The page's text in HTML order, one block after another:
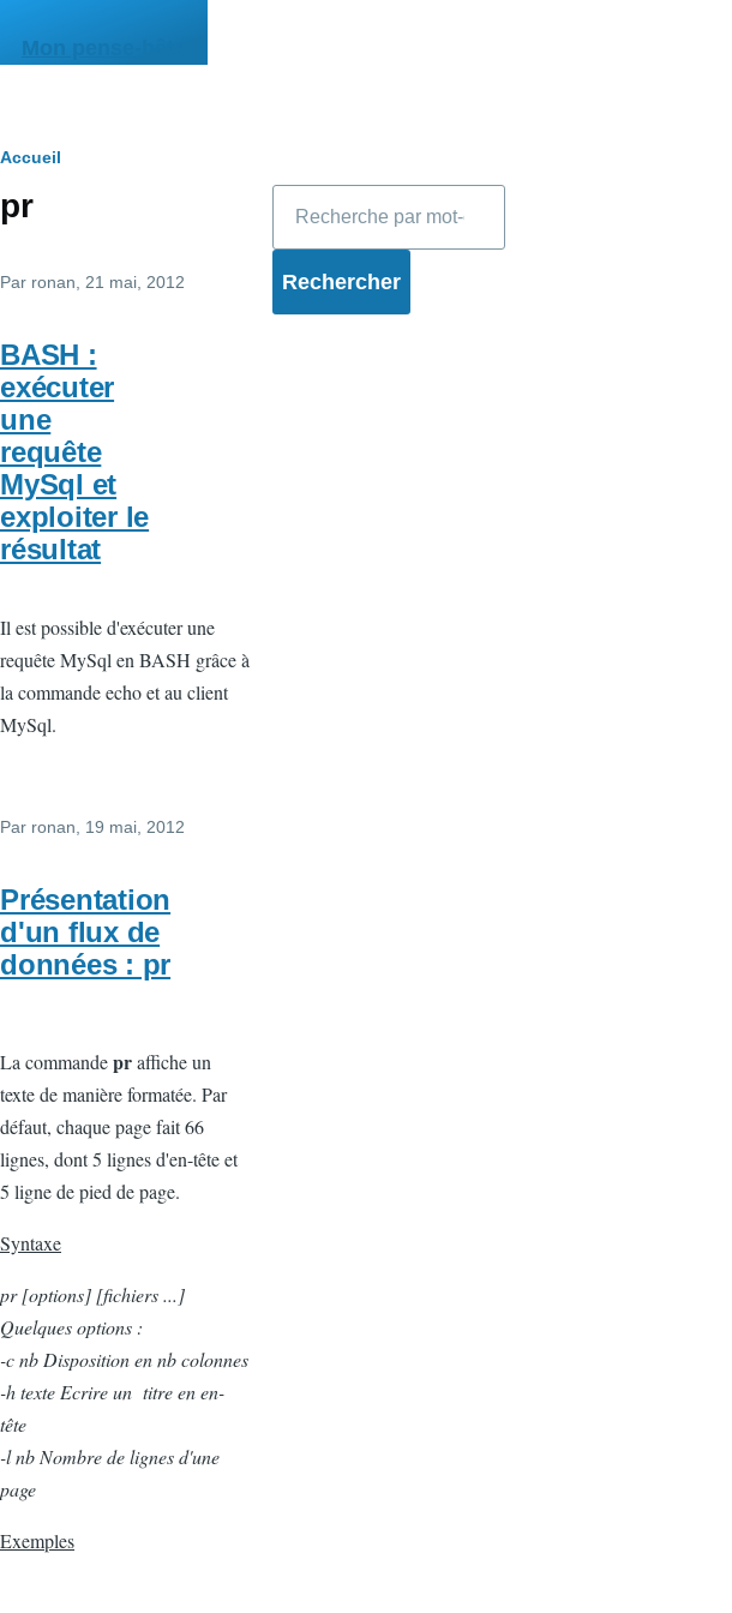
Mon pense-bête
Fil
d'Ariane
Accueil
pr
Par ronan , 21 mai, 2012
BASH :
exécuter
une
requête
MySql et
exploiter le
résultat
Il est possible d'exécuter une
requête MySql en BASH grâce à
la commande echo et au client
MySql.
Par ronan , 19 mai, 2012
Présentation
d'un flux de
données : pr
La commandepraffiche un
texte de manière formatée. Par
défaut, chaque page fait 66
lignes, dont 5 lignes d'en-tête et
5 ligne de pied de page.
Syntaxe
pr [options] [fichiers ...]
Quelques options :
-c nb Disposition en nb colonnes
-h texte Ecrire un titre en en-
tête
-l nb Nombre de lignes d'une
page
Exemples